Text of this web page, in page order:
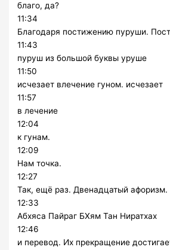
благо, да?
11:34
Благодаря постижению пуруши.
11:43
пуруш из большой буквы уруше
11:50
исчезает влечение гуном. исчезает
11:57
в лечение
12:04
к гунам.
12:09
Нам точка.
12:27
Так, ещё раз. Двенадцатый афоризм.
12:33
Абхяса Пайраг БХям Тан Ниратхах
12:46
и перевод. Их прекращение